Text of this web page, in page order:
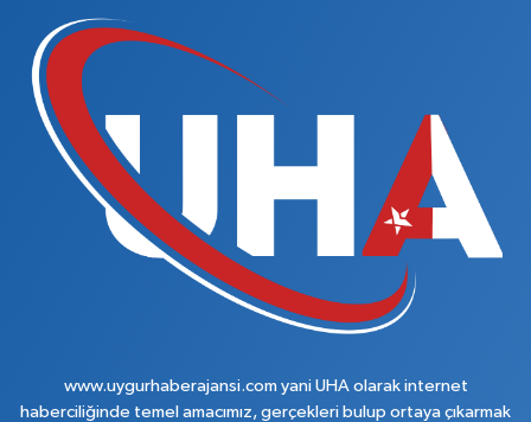
www.uygurhaberajansi.com yani UHA olarak internet
haberciliğinde temel amacımız, gerçekleri bulup ortaya çıkarmak